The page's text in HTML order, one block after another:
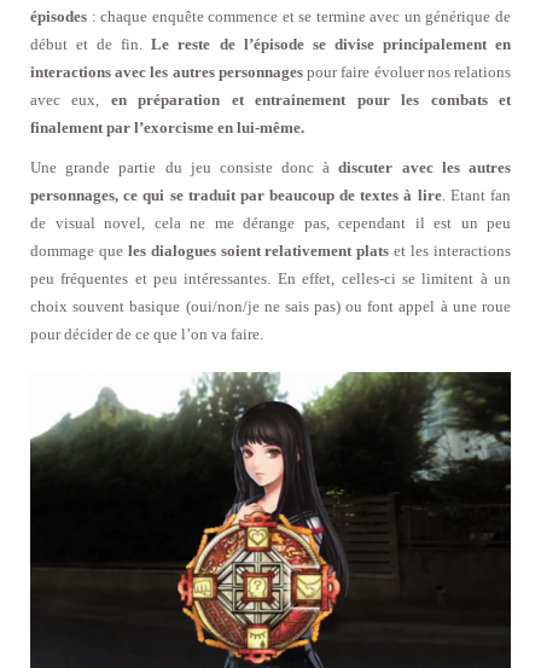
épisodes : chaque enquête commence et se termine avec un générique de
début et de fin.Le reste de l’épisode se divise principalement en
interactions avec les autres personnagespour faire évoluer nos relations
avec eux, en préparation et entrainement pour les combats et
finalement par l’exorcisme en lui-même.
Une grande partie du jeu consiste donc àdiscuter avec les autres
personnages, ce qui se traduit par beaucoup de textes à lire. Etant fan
de visual novel, cela ne me dérange pas, cependant il est un peu
dommage que les dialogues soient relativement plats et les interactions
peu fréquentes et peu intéressantes. En effet, celles-ci se limitent à un
choix souvent basique (oui/non/je ne sais pas) ou font appel à une roue
pour décider de ce que l’on va faire.